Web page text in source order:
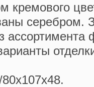
кремового
серебром.